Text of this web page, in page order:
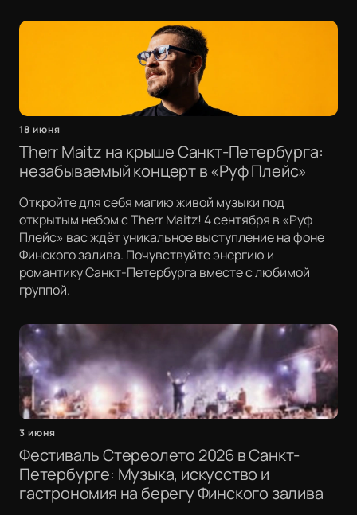
18 июня
Therr Maitz на крыше Санкт-Петербурга:
незабываемый концерт в «Руф Плейс»
Откройте для себя магию живой музыки под
открытым небом с Therr Maitz! 4 сентября в «Руф
Плейс» вас ждёт уникальное выступление на фоне
Финского залива. Почувствуйте энергию и
романтику Санкт-Петербурга вместе с любимой
группой.
3 июня
Фестиваль Стереолето 2026 в Санкт-
Петербурге: Музыка, искусство и
гастрономия на берегу Финского залива